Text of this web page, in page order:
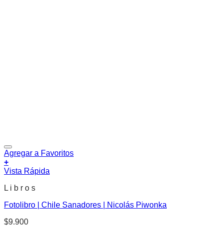
Agregar a Favoritos
+
Vista Rápida
L i b r o s
Fotolibro | Chile Sanadores | Nicolás Piwonka
$9.900